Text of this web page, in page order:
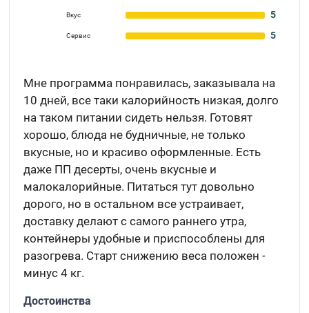
Вкус 5
Сервис 5
Мне программа понравилась, заказывала на
10 дней, все таки калорийность низкая, долго
на таком питании сидеть нельзя. Готовят
хорошо, блюда не будничные, не только
вкусные, но и красиво оформленные. Есть
даже ПП десерты, очень вкусные и
малокалорийные. Питаться тут довольно
дорого, но в остальном все устраивает,
доставку делают с самого раннего утра,
контейнеры удобные и приспособлены для
разогрева. Старт снижению веса положен -
минус 4 кг.
Достоинства